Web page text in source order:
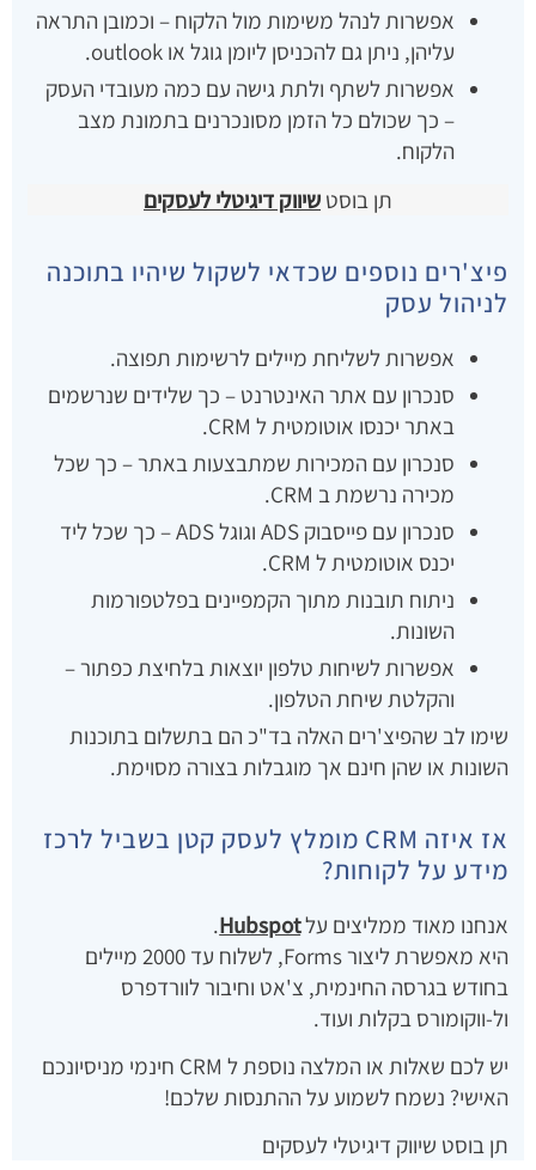
אפשרות לנהל משימות מול הלקוח – וכמובן התראה
עליהן, ניתן גם להכניסן ליומן גוגל או outlook.
אפשרות לשתף ולתת גישה עם כמה מעובדי העסק
– כך שכולם כל הזמן מסונכרנים בתמונת מצב
הלקוח.
תן בוסט שיווק דיגיטלי לעסקים
פיצ'רים נוספים שכדאי לשקול שיהיו בתוכנה
לניהול עסק
אפשרות לשליחת מיילים לרשימות תפוצה.
סנכרון עם אתר האינטרנט – כך שלידים שנרשמים
באתר יכנסו אוטומטית ל CRM.
סנכרון עם המכירות שמתבצעות באתר – כך שכל
מכירה נרשמת ב CRM.
סנכרון עם פייסבוק ADS וגוגל ADS – כך שכל ליד
יכנס אוטומטית ל CRM.
ניתוח תובנות מתוך הקמפיינים בפלטפורמות
השונות.
אפשרות לשיחות טלפון יוצאות בלחיצת כפתור –
והקלטת שיחת הטלפון.
שימו לב שהפיצ'רים האלה בד"כ הם בתשלום בתוכנות
השונות או שהן חינם אך מוגבלות בצורה מסוימת.
אז איזה CRM מומלץ לעסק קטן בשביל לרכז
מידע על לקוחות?
אנחנו מאוד ממליצים עלHubspot
.
היא מאפשרת ליצור Forms, לשלוח עד 2000 מיילים
בחודש בגרסה החינמית, צ'אט וחיבור לוורדפרס
ול-ווקומורס בקלות ועוד.
יש לכם שאלות או המלצה נוספת ל CRM חינמי מניסיונכם
האישי? נשמח לשמוע על ההתנסות שלכם!
תן בוסט שיווק דיגיטלי לעסקים